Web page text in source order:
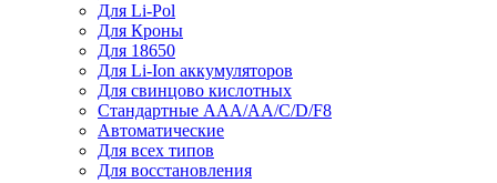
Для Li-Pol
Для Кроны
Для 18650
Для Li-Ion аккумуляторов
Для свинцово кислотных
Стандартные ААА/АА/С/D/F8
Автоматические
Для всех типов
Для восстановления